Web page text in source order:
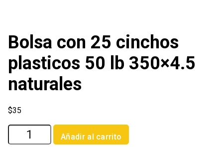
Bolsa con 25 cinchos
plasticos 50 lb 350×4.5
naturales
$35
Bolsa
con
Añadir al carrito